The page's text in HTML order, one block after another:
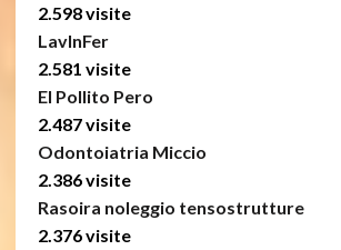
2.598 visite
LavInFer
2.581 visite
El Pollito Pero
2.487 visite
Odontoiatria Miccio
2.386 visite
Rasoira noleggio tensostrutture
2.376 visite